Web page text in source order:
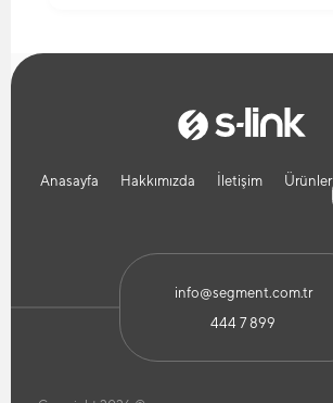
Anasayfa Hakkımızda İletişim Ürünler
info@segment.com.tr
444 7 899